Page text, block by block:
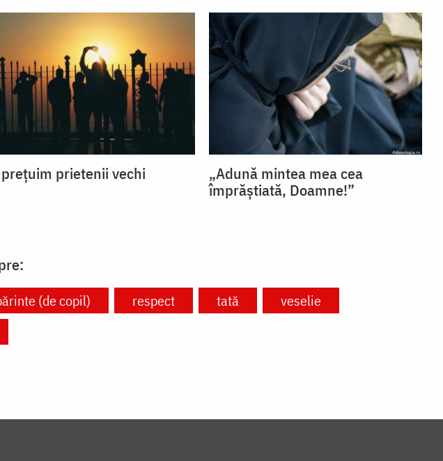
prețuim prietenii vechi
„Adună mintea mea cea
împrăștiată, Doamne!”
(de copil) respect tată
veselie